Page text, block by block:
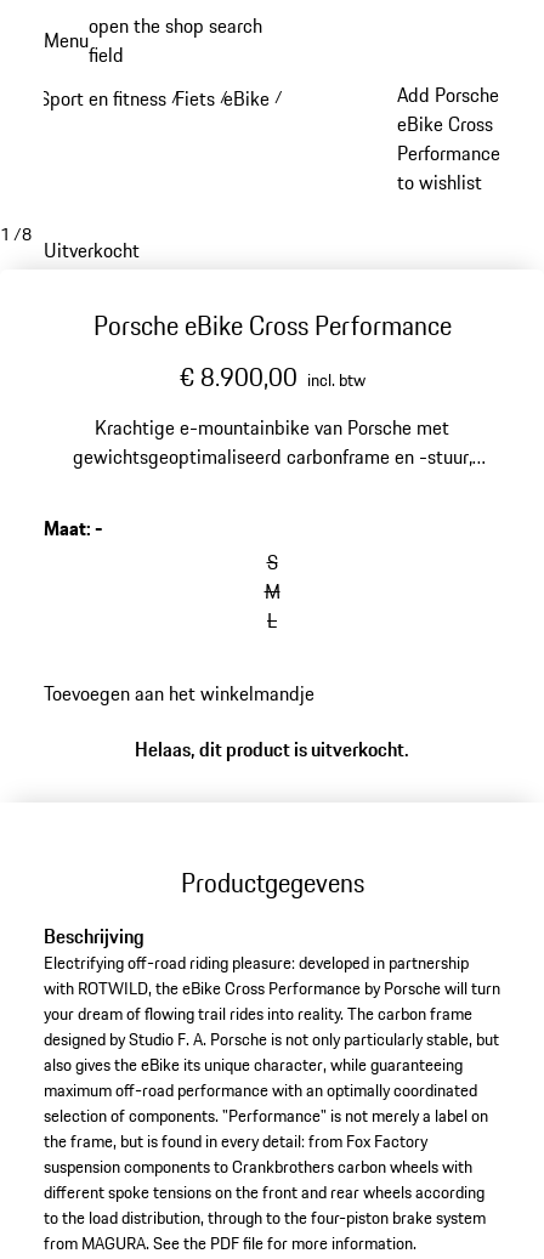
hoofdinhoud
Menuopen the shop search
field
Sport en fitness /Fiets /eBike /
Add Porsche
eBike Cross
Performance
to wishlist
1 /8
Uitverkocht
Porsche eBike Cross Performance
€ 8.900,00 incl. btw
Krachtige e-mountainbike van Porsche met
gewichtsgeoptimaliseerd carbonframe en -stuur,
Studio F.A. Porsche. Productspecificatie kan afwijken
van afbeelding.
Maat:-
S
M
L
Toevoegen aan het winkelmandje
Helaas, dit product is uitverkocht.
Productgegevens
Beschrijving
Electrifying off-road riding pleasure: developed in partnership
with ROTWILD, the eBike Cross Performance by Porsche will turn
your dream of flowing trail rides into reality. The carbon frame
designed by Studio F. A. Porsche is not only particularly stable, but
also gives the eBike its unique character, while guaranteeing
maximum off-road performance with an optimally coordinated
selection of components. "Performance" is not merely a label on
the frame, but is found in every detail: from Fox Factory
suspension components to Crankbrothers carbon wheels with
different spoke tensions on the front and rear wheels according
to the load distribution, through to the four-piston brake system
from MAGURA. See the PDF file for more information.